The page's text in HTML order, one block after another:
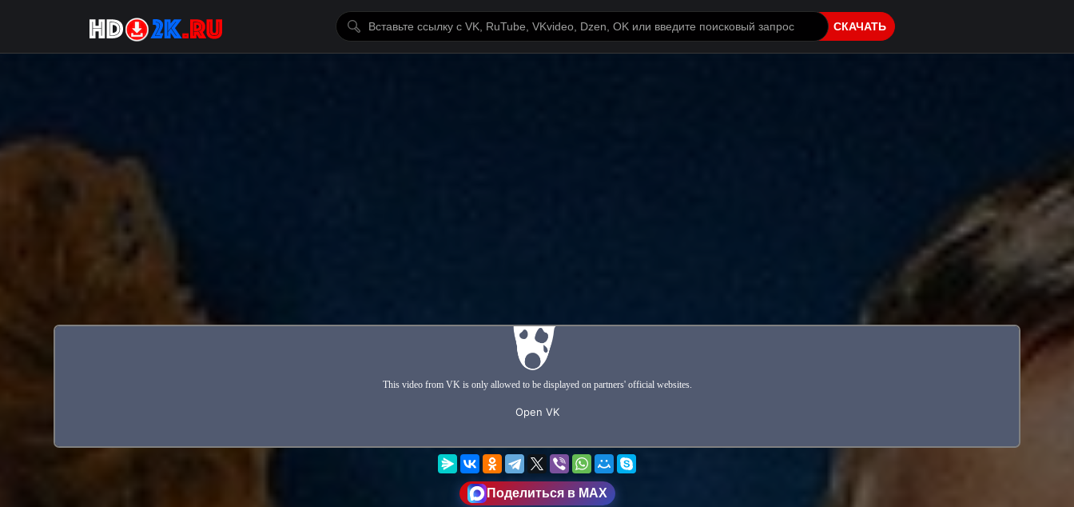
СКАЧАТЬ
Поделиться в MAX